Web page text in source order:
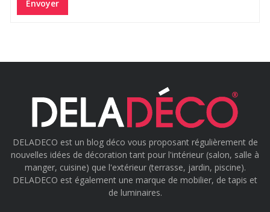
Envoyer
DELADECO est un blog déco vous proposant régulièrement de
nouvelles idées de décoration tant pour l'intérieur (salon, salle à
manger, cuisine) que l'extérieur (terrasse, jardin, piscine).
DELADECO est également une marque de mobilier, de tapis et
de luminaires.